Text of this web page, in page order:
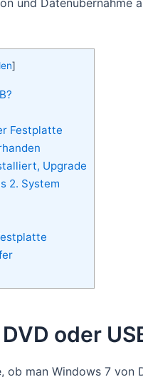
]
Festplatte
Upgrade
2. System
oder
ob man Windows 7 von